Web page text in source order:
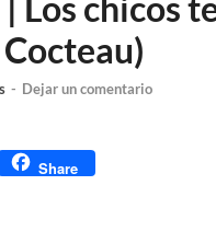
- Dejar un comentario
Share